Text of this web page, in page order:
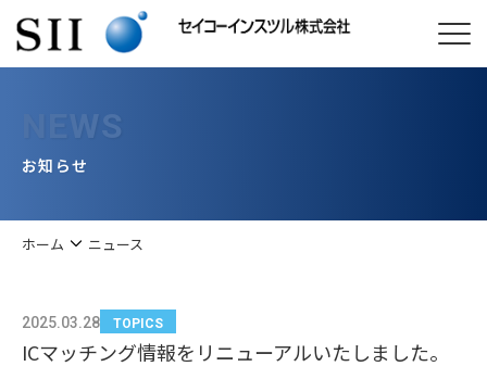
NEWS
お知らせ
ホーム ニュース
2025.03.28 TOPICS
ICマッチング情報をリニューアルいたしました。